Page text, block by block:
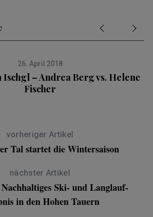
26. April 2018
– Andrea Berg vs. Helene
Fischer
vorheriger Artikel
Tal startet die Wintersaison
nächster Artikel
Ski- und Langlauf-
in den Hohen Tauern